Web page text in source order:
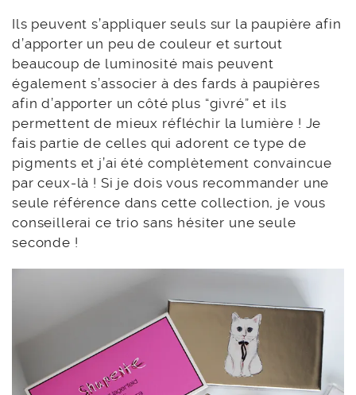
Ils peuvent s’appliquer seuls sur la paupière afin
d’apporter un peu de couleur et surtout
beaucoup de luminosité mais peuvent
également s’associer à des fards à paupières
afin d’apporter un côté plus “givré” et ils
permettent de mieux réfléchir la lumière ! Je
fais partie de celles qui adorent ce type de
pigments et j’ai été complètement convaincue
par ceux-là ! Si je dois vous recommander une
seule référence dans cette collection, je vous
conseillerai ce trio sans hésiter une seule
seconde !